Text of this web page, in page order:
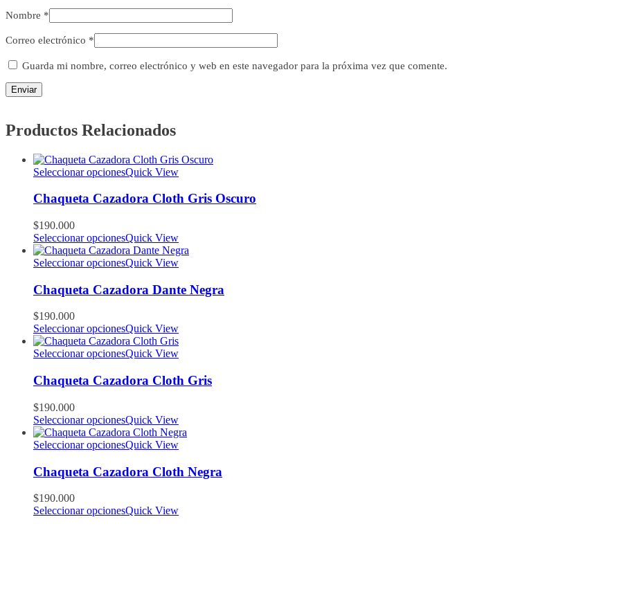
Nombre *
Correo electrónico *
Guarda mi nombre, correo electrónico y web en este navegador para la próxima vez que comente.
Productos Relacionados
Seleccionar opcionesQuick View
Chaqueta Cazadora Cloth Gris Oscuro
$190.000
Seleccionar opcionesQuick View
Seleccionar opcionesQuick View
Chaqueta Cazadora Dante Negra
$190.000
Seleccionar opcionesQuick View
Seleccionar opcionesQuick View
Chaqueta Cazadora Cloth Gris
$190.000
Seleccionar opcionesQuick View
Seleccionar opcionesQuick View
Chaqueta Cazadora Cloth Negra
$190.000
Seleccionar opcionesQuick View